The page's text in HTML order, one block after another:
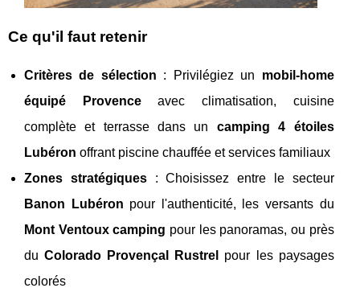
Ce qu'il faut retenir
Critères de sélection : Privilégiez un mobil-home
équipé Provenceavec climatisation, cuisine
complète et terrasse dans un camping 4 étoiles
Lubéron offrant piscine chauffée et services familiaux
Zones stratégiques: Choisissez entre le secteur
Banon Lubéron pour l'authenticité, les versants du
Mont Ventoux camping pour les panoramas, ou près
duColorado Provençal Rustrel
pour les paysages
colorés